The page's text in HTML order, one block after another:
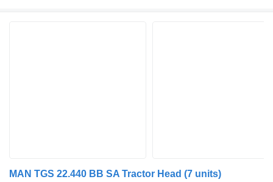
MAN TGS 22.440 BB SA Tractor Head (7 units)